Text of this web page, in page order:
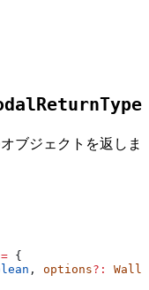
ブジェクトを返しま
= {
, options?: